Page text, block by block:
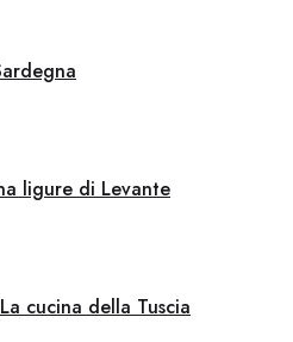
ligure di Levante
La cucina della Tuscia